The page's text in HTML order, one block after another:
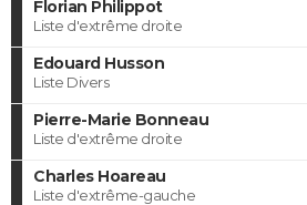
Florian Philippot
Liste d'extrême droite
Edouard Husson
Liste Divers
Pierre-Marie Bonneau
Liste d'extrême droite
Charles Hoareau
Liste d'extrême-gauche